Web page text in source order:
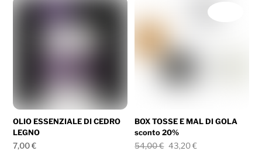
OLIO ESSENZIALE DI CEDRO
LEGNO
7,00€
BOX TOSSE E MAL DI GOLA
sconto 20%
54,00€ Il
43,20€Il